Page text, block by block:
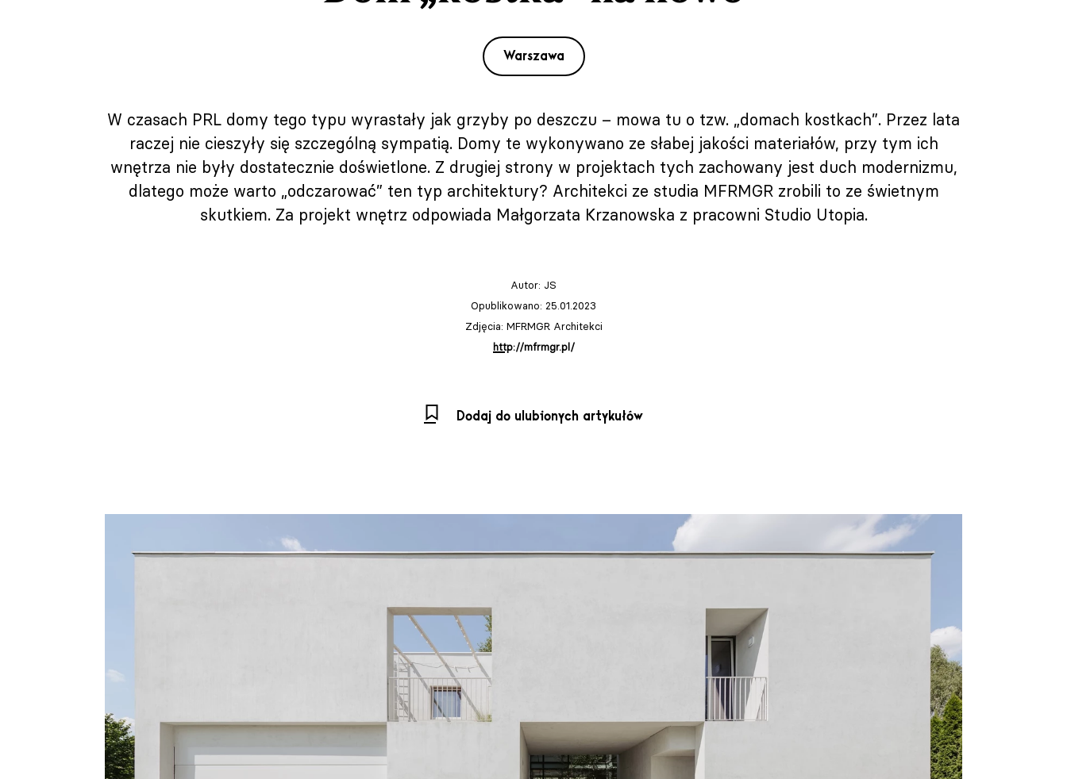
Warszawa
W czasach PRL domy tego typu wyrastały jak grzyby po deszczu – mowa tu o tzw. „domach kostkach”. Przez lata
raczej nie cieszyły się szczególną sympatią. Domy te wykonywano ze słabej jakości materiałów, przy tym ich
wnętrza nie były dostatecznie doświetlone. Z drugiej strony w projektach tych zachowany jest duch modernizmu,
dlatego może warto „odczarować” ten typ architektury? Architekci ze studia MFRMGR zrobili to ze świetnym
skutkiem. Za projekt wnętrz odpowiada Małgorzata Krzanowska z pracowni Studio Utopia.
Autor: JS
Opublikowano: 25.01.2023
Zdjęcia: MFRMGR Architekci
http://mfrmgr.pl/
Dodaj do ulubionych artykułów